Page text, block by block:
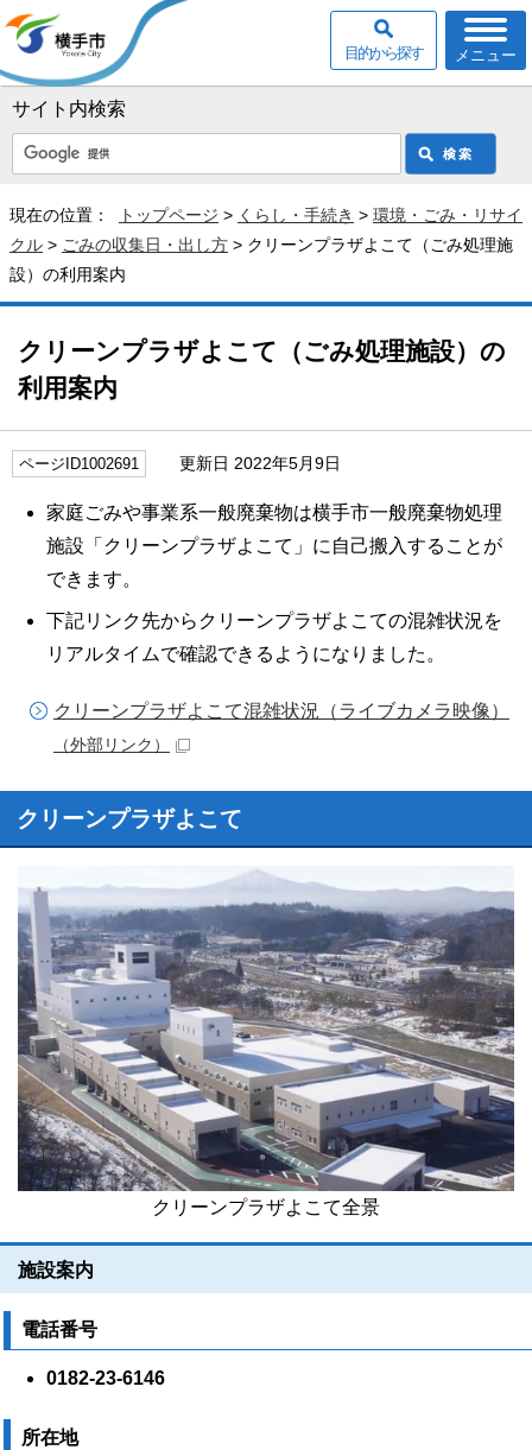
サイト内検索
メニュー
目的から探す
現在の位置： トップページ > くらし・手続き > 環境・ごみ・リサイ
クル > ごみの収集日・出し方 > クリーンプラザよこて（ごみ処理施
設）の利用案内
クリーンプラザよこて（ごみ処理施設）の
利用案内
ページID1002691 更新日 2022年5月9日
家庭ごみや事業系一般廃棄物は横手市一般廃棄物処理
施設「クリーンプラザよこて」に自己搬入することが
できます。
下記リンク先からクリーンプラザよこての混雑状況を
リアルタイムで確認できるようになりました。
クリーンプラザよこて混雑状況（ライブカメラ映像）
（外部リンク）
クリーンプラザよこて
クリーンプラザよこて全景
施設案内
電話番号
0182-23-6146
所在地